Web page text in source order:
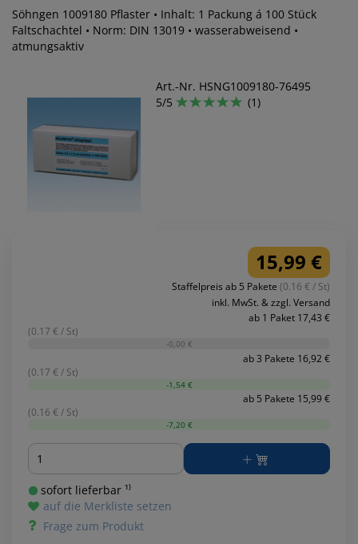
Söhngen 1009180 Pflaster • Inhalt: 1 Packung á 100 Stück
Faltschachtel • Norm: DIN 13019 • wasserabweisend •
atmungsaktiv
Art.-Nr. HSNG1009180-76495
5/5
(1)
15,99 €
Staffelpreis ab 5 Pakete (0.16 € / St)
inkl. MwSt. & zzgl. Versand
ab 1 Paket 17,43 €
(0.17 € / St)
-0,00 €
ab 3 Pakete 16,92 €
(0.17 € / St)
-1,54 €
ab 5 Pakete 15,99 €
(0.16 € / St)
-7,20 €
Menge
sofort lieferbar ¹⁾
auf die Merkliste setzen
Frage zum Produkt